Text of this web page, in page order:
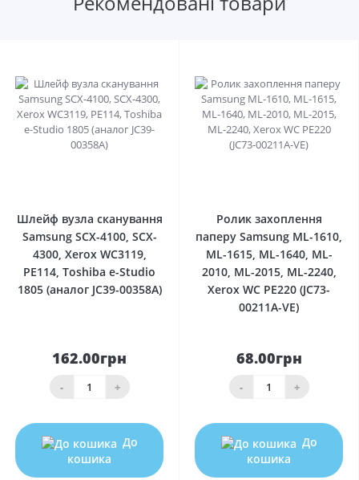
Шлейф вузла сканування
Samsung SCX-4100, SCX-
4300, Xerox WC3119,
РE114, Toshiba e-Studio
1805 (аналог JC39-00358A)
162.00грн
- +
До
кошика
Ролик захоплення
паперу Samsung ML-1610,
ML-1615, ML-1640, ML-
2010, ML-2015, ML-2240,
Xerox WC PE220 (JC73-
00211A-VE)
68.00грн
- +
До
кошика